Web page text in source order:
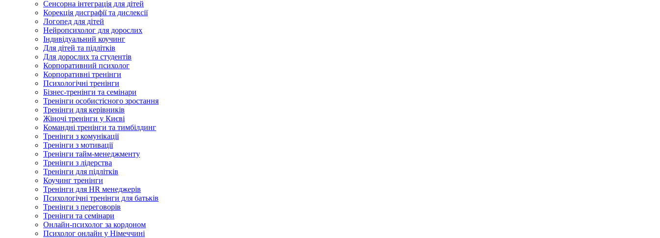
Сенсорна інтеграція для дітей
Корекція дисграфії та дислексії
Логопед для дітей
Нейропсихолог для дорослих
Індивідуальний коучинг
Для дітей та підлітків
Для дорослих та студентів
Корпоративний психолог
Корпоративні тренінги
Психологічні тренінги
Бізнес-тренінги та семінари
Тренінги особистісного зростання
Тренінги для керівників
Жіночі тренінги у Києві
Командні тренінги та тимбілдинг
Тренінги з комунікації
Тренінги з мотивації
Тренінги тайм-менеджменту
Тренінги з лідерства
Тренінги для підлітків
Коучинг тренінги
Тренінги для HR менеджерів
Психологічні тренінги для батьків
Тренінги з переговорів
Тренінги та семінари
Онлайн-психолог за кордоном
Психолог онлайн у Німеччині